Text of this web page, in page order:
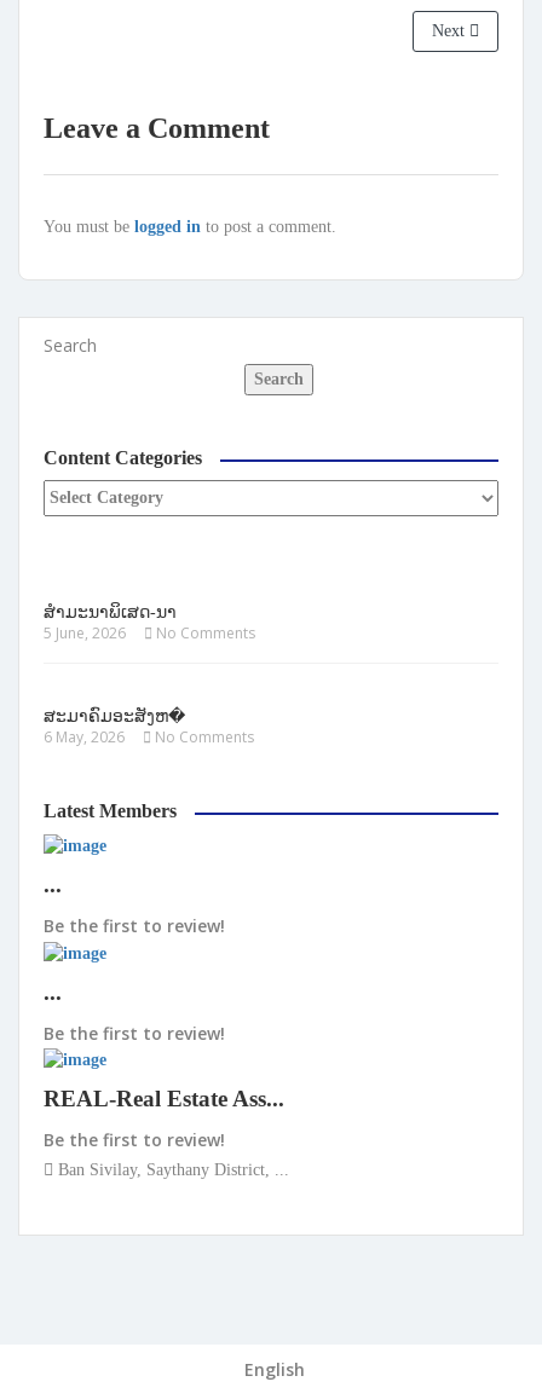
Next
Leave a Comment
You must be logged in to post a comment.
Search
Search
Content Categories
ສຳມະນາພິເສດ-ນາ
5 June, 2026 No Comments
ສະມາຄົມອະສັງຫ�
6 May, 2026 No Comments
Latest Members
...
Be the first to review!
...
Be the first to review!
REAL-Real Estate Ass...
Be the first to review!
Ban Sivilay, Saythany District, ...
English